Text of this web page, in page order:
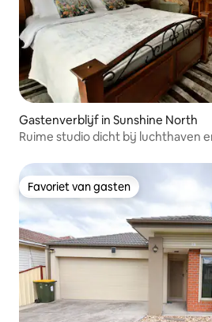
Gastenverblijf in Sunshine North
Ruime studio dicht bij luchthaven
Favoriet van gasten
Favoriet van gasten